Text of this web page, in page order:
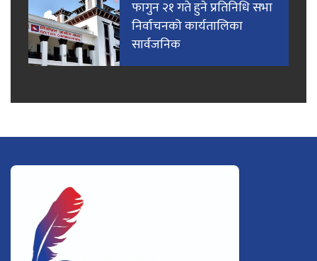
फागुन २१ गते हुने प्रतिनिधि सभा
निर्वाचनको कार्यतालिका
सार्वजनिक